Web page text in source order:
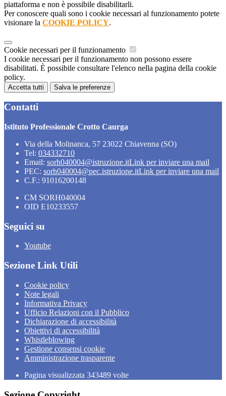
piattaforma e non è possibile disabilitarli.
Per conoscere quali sono i cookie necessari al funzionamento potete
visionare la COOKIE POLICY.
Cookie necessari per il funzionamento
I cookie necessari per il funzionamento non possono essere
disabilitati. È possibile consultare l'elenco nella pagina della cookie
policy.
Accetta tutti Salva le preferenze
Contatti
Istituto Professionale Crotto Caurga
Via della Molinanca, 57 23022 Chiavenna (SO)
Tel: 034332710
Email: sorh040004@istruzione.itLink per inviare una mail
PEC: sorh040004@pec.istruzione.itLink per inviare una mail
C.F.: 91016200148
CM SORH040004
OID E10233557
Seguici su
Youtube
Sezione Link Utili
Cookie policy
Note legali
Informativa Privacy
Ufficio Relazioni con il Pubblico
Dichiarazione di accessibilità
Obiettivi di accessibilità
Whistleblowing
Gestione consensi cookie
Amministrazione trasparente
Pagina visualizzata 343489 volte